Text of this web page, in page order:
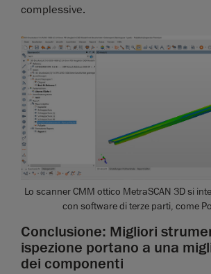
complessive.
Lo scanner CMM ottico MetraSCAN 3D si
con software di terze parti, come
Conclusione: Migliori
ispezione portano a una
dei componenti